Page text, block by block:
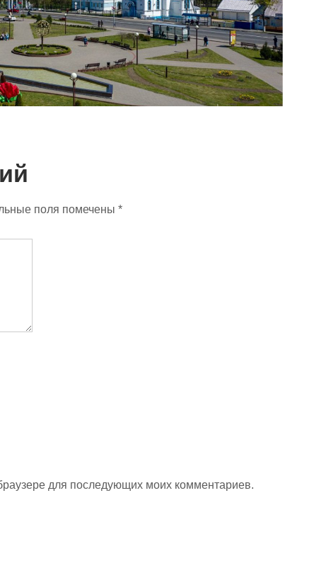
поля помечены *
для последующих моих комментариев.